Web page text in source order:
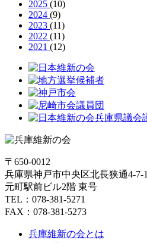
2025 (10)
2024 (9)
2023 (11)
2022 (11)
2021 (12)
〒650-0012
兵庫県神戸市中央区北長狭通4-7-1
元町駅前ビル2階 東号
TEL：078-381-5271
FAX：078-381-5273
兵庫維新の会とは